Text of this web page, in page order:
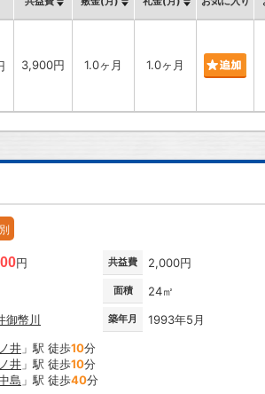
3,900円 1.0ヶ月 1.0ヶ月
円 共益費 2,000円
面積 24㎡
御幣川 築年月 1993年5月
井 」駅 徒歩10分
井 」駅 徒歩10分
島 」駅 徒歩40分